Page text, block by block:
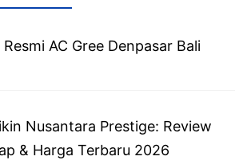
Resmi AC Gree Denpasar Bali
Nusantara Prestige: Review
& Harga Terbaru 2026